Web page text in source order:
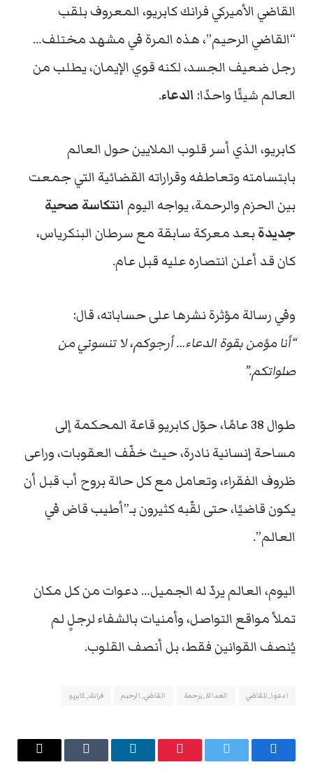
القاضي الأميركي فرانك كابريو، المعروف بلقب
“القاضي الرحيم”، هذه المرة في مشهد مختلف…
رجل ضعيف الجسد، لكنه قوي الإيمان، يطلب من
العالم شيئًا واحدًا: الدعاء.
كابريو، الذي أسر قلوب الملايين حول العالم
بابتسامته وتعاطفه وقراراته القضائية التي جمعت
بين الحزم والرحمة، يواجه اليوم انتكاسة صحية
جديدةبعد معركة سابقة مع سرطان البنكرياس،
كان قد أعلن انتصاره عليه قبل عام.
وفي رسالة مؤثرة نشرها على حساباته، قال:
“أنا مؤمن بقوة الدعاء… أرجوكم، لا تنسوني من
صلواتكم.”
طوال 38 عامًا، حوّل كابريو قاعة المحكمة إلى
مساحة إنسانية نادرة، حيث خفّف العقوبات، وراعى
ظروف الفقراء، وتعامل مع كل حالة بروح أب قبل أن
يكون قاضيًا، حتى لقّبه كثيرون بـ”أطيب قاض في
العالم”.
اليوم، العالم يردّ له الجميل… دعوات من كل مكان
تملأ مواقع التواصل، وأمنيات بالشفاء لرجلٍ لم
يُنصف القوانين فقط، بل أنصف القلوب.
ادعوا_للقاضي العدالة_برحمة القاضي_الرحيم فرانك_كابريو
فيسبوك تويتر بينتيريستلينكدإن Tumblr
البريد